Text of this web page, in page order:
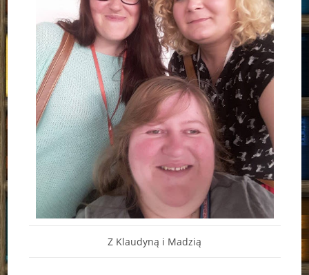
Z Klaudyną i Madzią